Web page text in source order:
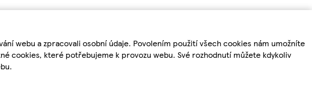
webu a zpracovali osobní údaje. Povolením použití všech cookies nám umožníte
cookies, které potřebujeme k provozu webu. Své rozhodnutí můžete kdykoliv